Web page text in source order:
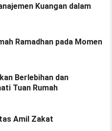
Kuangan dalam
Ramadhan pada Momen
Berlebihan dan
Tuan Rumah
Amil Zakat